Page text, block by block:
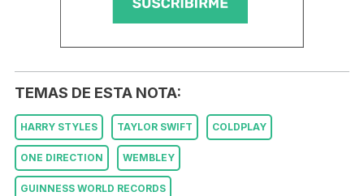
TEMAS DE ESTA NOTA:
HARRY STYLES TAYLOR SWIFT COLDPLAY
ONE DIRECTION WEMBLEY
GUINNESS WORLD RECORDS